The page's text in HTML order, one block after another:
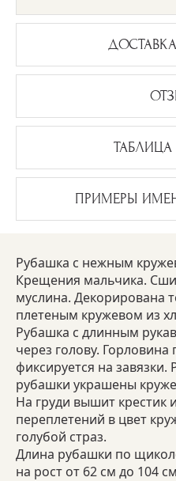
ПРИМЕРЫ
ТАБЛИЦА
Рубашка с нежным
Крещения мальчика.
муслина. Декорирована
плетеным кружевом из
Рубашка с длинным
через голову. Горловина
фиксируется на завязки.
рубашки украшены
На груди вышит крестик
переплетений в цвет
голубой страз.
Длина рубашки по
на рост от 62 см до 104